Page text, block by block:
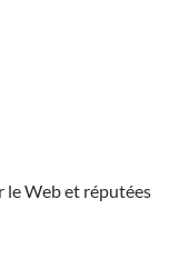
le Web et réputées